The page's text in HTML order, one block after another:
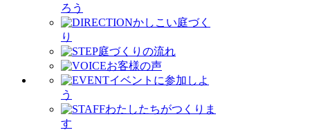
ろう
かしこい庭づく
り
庭づくりの流れ
お客様の声
イベントに参加しよ
う
わたしたちがつくりま
す